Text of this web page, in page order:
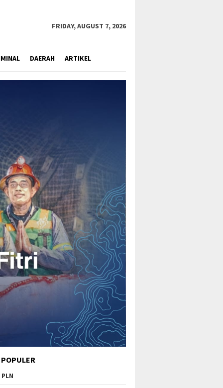
FRIDAY, AUGUST 7, 2026
DAERAH ARTIKEL